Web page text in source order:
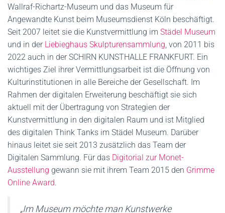
Wallraf-Richartz-Museum und das Museum für
Angewandte Kunst beim Museumsdienst Köln beschäftigt.
Seit 2007 leitet sie die Kunstvermittlung im Städel Museum
und in der Liebieghaus Skulpturensammlung, von 2011 bis
2022 auch in der SCHIRN KUNSTHALLE FRANKFURT. Ein
wichtiges Ziel ihrer Vermittlungsarbeit ist die Öffnung von
Kulturinstitutionen in alle Bereiche der Gesellschaft. Im
Rahmen der digitalen Erweiterung beschäftigt sie sich
aktuell mit der Übertragung von Strategien der
Kunstvermittlung in den digitalen Raum und ist Mitglied
des digitalen Think Tanks im Städel Museum. Darüber
hinaus leitet sie seit 2013 zusätzlich das Team der
Digitalen Sammlung. Für das Digitorial zur Monet-
Ausstellung gewann sie mit ihrem Team 2015 den Grimme
Online Award.
„Im Museum möchte man Kunstwerke